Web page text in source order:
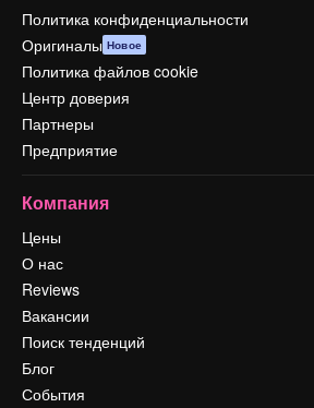
Политика конфиденциальности
Оригиналы Новое
Политика файлов cookie
Центр доверия
Партнеры
Предприятие
Компания
Цены
О нас
Reviews
Вакансии
Поиск тенденций
Блог
События